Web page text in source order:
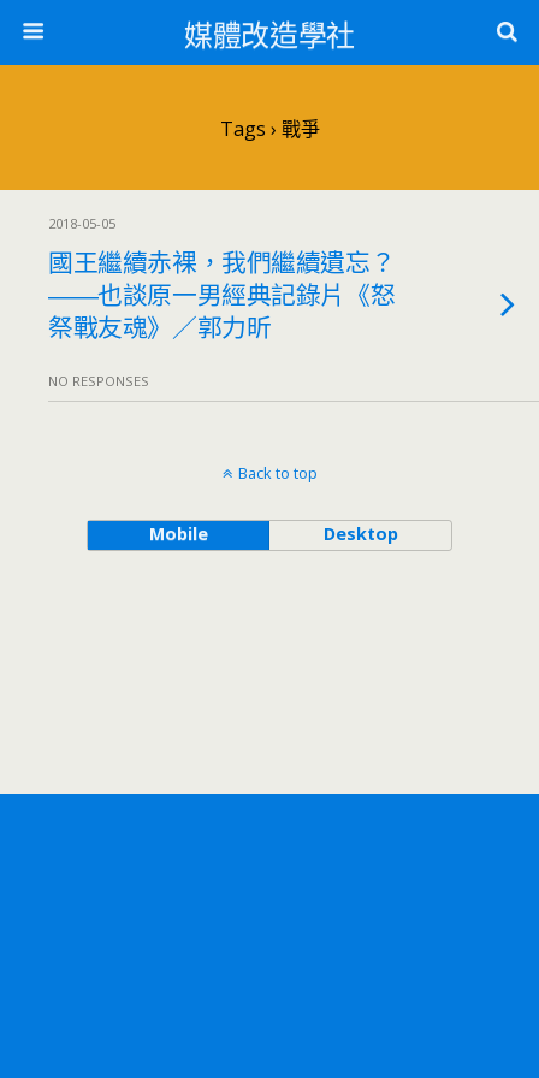
媒體改造學社
Tags › 戰爭
2018-05-05
國王繼續赤裸，我們繼續遺忘？
――也談原一男經典記錄片《怒
祭戰友魂》／郭力昕
NO RESPONSES
Back to top
Mobile Desktop